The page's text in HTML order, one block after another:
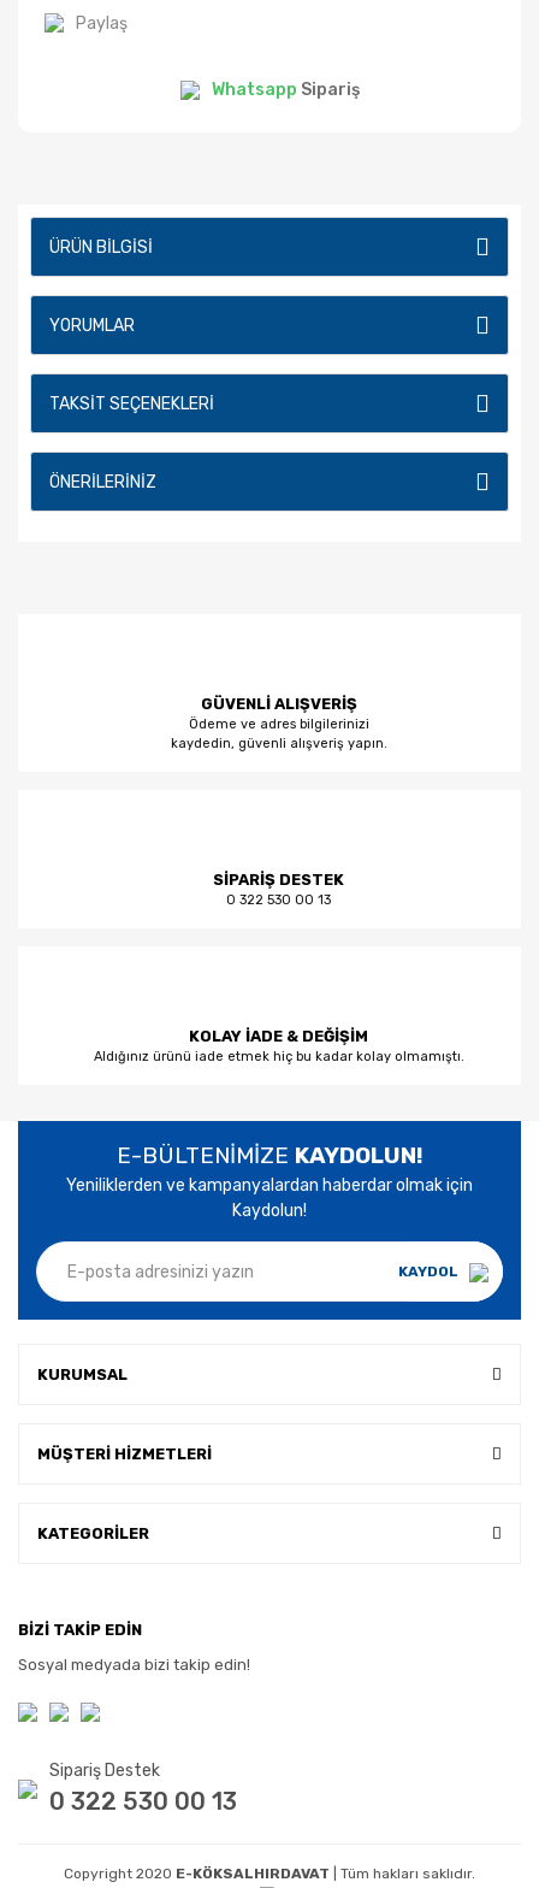
Paylaş
Whatsapp Sipariş
ÜRÜN BILGISI
YORUMLAR
TAKSIT SEÇENEKLERI
ÖNERILERINIZ
GÜVENLİ ALIŞVERİŞ
Ödeme ve adres bilgilerinizi
kaydedin, güvenli alışveriş yapın.
SİPARİŞ DESTEK
0 322 530 00 13
KOLAY İADE & DEĞİŞİM
Aldığınız ürünü iade etmek hiç bu kadar kolay olmamıştı.
E-BÜLTENİMİZE KAYDOLUN!
Yeniliklerden ve kampanyalardan haberdar olmak için
Kaydolun!
KAYDOL
KURUMSAL
MÜŞTERİ HİZMETLERİ
KATEGORİLER
BİZİ TAKİP EDİN
Sosyal medyada bizi takip edin!
Sipariş Destek
0 322 530 00 13
Copyright 2020 E-KÖKSALHIRDAVAT | Tüm hakları saklıdır.